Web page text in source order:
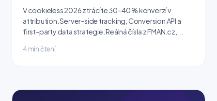
V cookieless 2026 ztrácíte 30–40 % konverzí v
attribution. Server-side tracking, Conversion API a
first-party data strategie. Reálná čísla z FMAN.cz, ...
4 min čtení